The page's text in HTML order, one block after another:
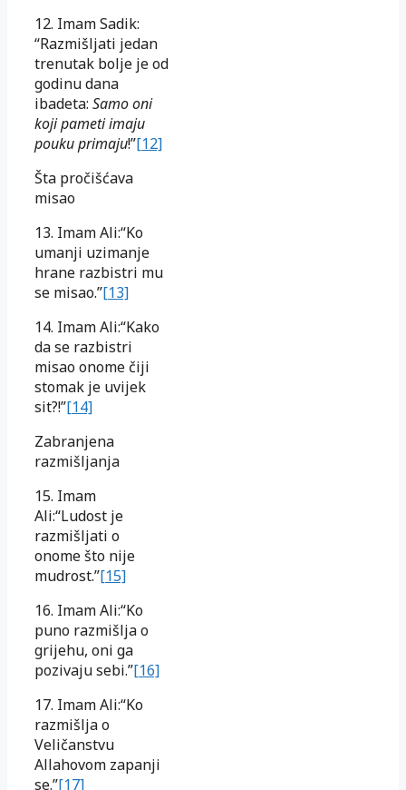
12. Imam Sadik:
“Razmišljati jedan
trenutak bolje je od
godinu dana
ibadeta: Samo oni
koji pameti imaju
pouku primaju!”[12]
Šta pročišćava
misao
13. Imam Ali:“Ko
umanji uzimanje
hrane razbistri mu
se misao.”[13]
14. Imam Ali:“Kako
da se razbistri
misao onome čiji
stomak je uvijek
sit?!”[14]
Zabranjena
razmišljanja
15. Imam
Ali:“Ludost je
razmišljati o
onome što nije
mudrost.”[15]
16. Imam Ali:“Ko
puno razmišlja o
grijehu, oni ga
pozivaju sebi.”[16]
17. Imam Ali:“Ko
razmišlja o
Veličanstvu
Allahovom zapanji
se.”[17]